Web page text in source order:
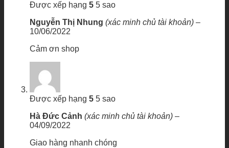
Được xếp hạng 5 5 sao
Nguyễn Thị Nhung (xác minh chủ tài khoản) –
10/06/2022
Cảm ơn shop
Được xếp hạng 5 5 sao
Hà Đức Cảnh (xác minh chủ tài khoản) –
04/09/2022
Giao hàng nhanh chóng